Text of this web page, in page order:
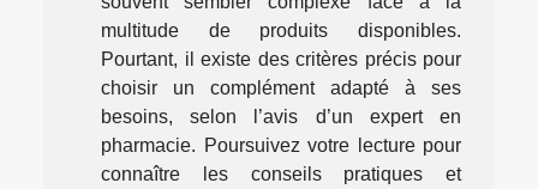
multitude de produits disponibles.
Pourtant, il existe des critères précis pour
choisir un complément adapté à ses
besoins, selon l’avis d’un expert en
pharmacie. Poursuivez votre lecture pour
connaître les conseils pratiques et